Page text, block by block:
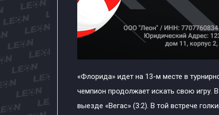
«Флорида» идет на 13-м месте в
чемпион продолжает искать свою игру.
выезде «Вегас» (3:2). В той встрече